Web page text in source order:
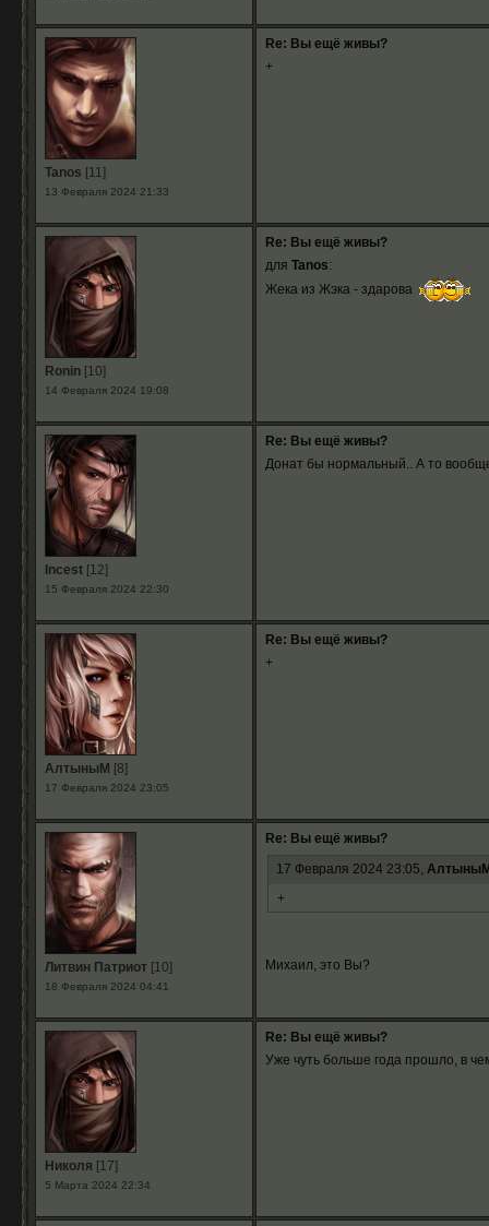
Tanos [11]
13 Февраля 2024 21:33
Re: Вы ещё живы?
+
Ronin[10]
14 Февраля 2024 19:08
Re: Вы ещё живы?
для Tanos:
Жека из Жэка - здарова
Incest[12]
15 Февраля 2024 22:30
Re: Вы ещё живы?
Донат бы нормальный.. А то
АлтыныМ [8]
17 Февраля 2024 23:05
Re: Вы ещё живы?
+
Литвин Патриот[10]
18 Февраля 2024 04:41
Re: Вы ещё живы?
17 Февраля 2024 23:05,
+
Михаил, это Вы?
Николя [17]
5 Марта 2024 22:34
Re: Вы ещё живы?
Уже чуть больше года прошло, в